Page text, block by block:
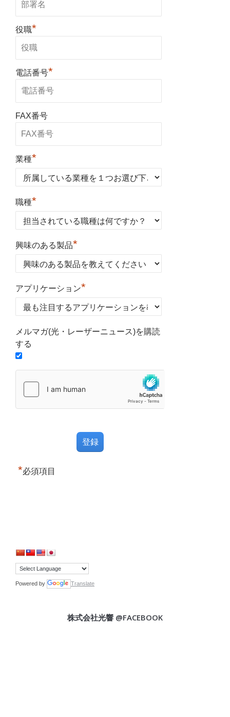
役職*
電話番号*
FAX番号
業種*
職種*
興味のある製品*
アプリケーション*
メルマガ(光・レーザーニュース)を購読
する
*必須項目
Powered by Translate
株式会社光響 @FACEBOOK